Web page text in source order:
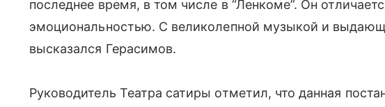
последнее время, в том числе в “Ленкоме”. Он
эмоциональностью. С великолепной музыкой и
высказался Герасимов.
Руководитель Театра сатиры отметил, что данная